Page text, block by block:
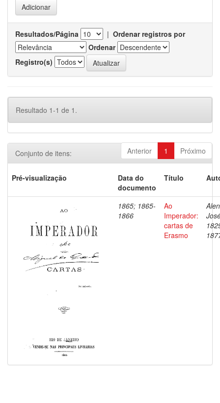
Resultados/Página | Ordenar registros por
Ordenar
Registro(s)
Resultado 1-1 de 1.
Anterior 1 Próximo
Conjunto de itens:
Pré-visualização
Data do
documento
Título
1865; 1865-
1866
Ao
Imperador:
cartas de
Erasmo